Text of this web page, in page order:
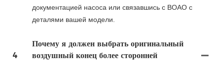
документацией насоса или связавшись с BOAO с
деталями вашей модели.
4
Почему я должен выбрать оригинальный
воздушный конец более сторонней